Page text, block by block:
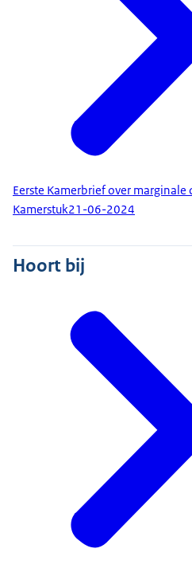
Eerste Kamerbrief over
Kamerstuk21-06-2024
Hoort bij